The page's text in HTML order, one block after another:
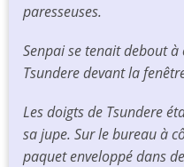
paresseuses.
Senpai se tenait debout
Tsundere devant la
Les doigts de Tsundere
sa jupe. Sur le bureau à
paquet enveloppé dans